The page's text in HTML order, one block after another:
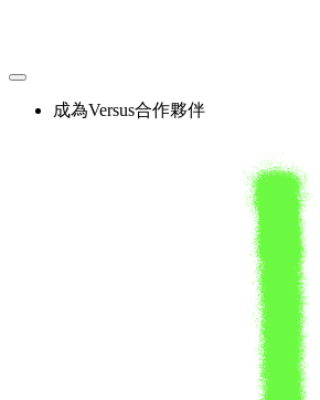
成為Versus合作夥伴